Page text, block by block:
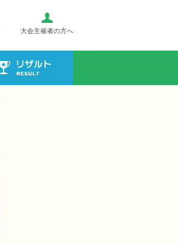
大会主催者の方へ
リザルト